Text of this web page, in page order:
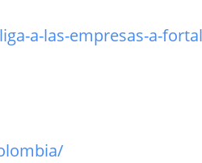
a-las-empresas-a-